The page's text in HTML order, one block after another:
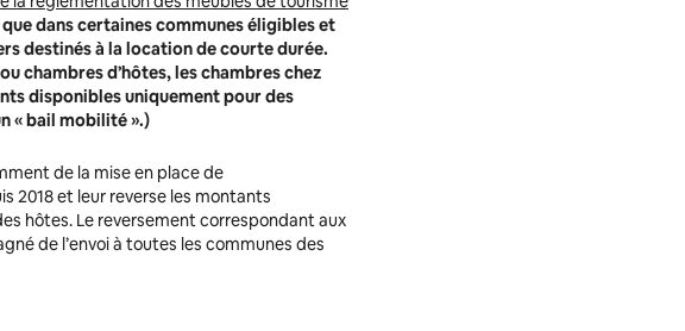
dans certaines communes éligibles et
destinés à la location de courte durée.
chambres d’hôtes, les chambres chez
disponibles uniquement pour des
« bail mobilité ».)
de la mise en place de
2018 et leur reverse les montants
hôtes. Le reversement correspondant aux
de l’envoi à toutes les communes des